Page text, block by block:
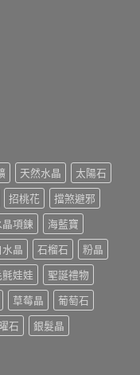
天然水晶
太陽石
招桃花
擋煞避邪
晶項鍊
海藍寶
水晶 石榴石
粉晶
娃娃
聖誕禮物
草莓晶
葡萄石
石
銀髮晶